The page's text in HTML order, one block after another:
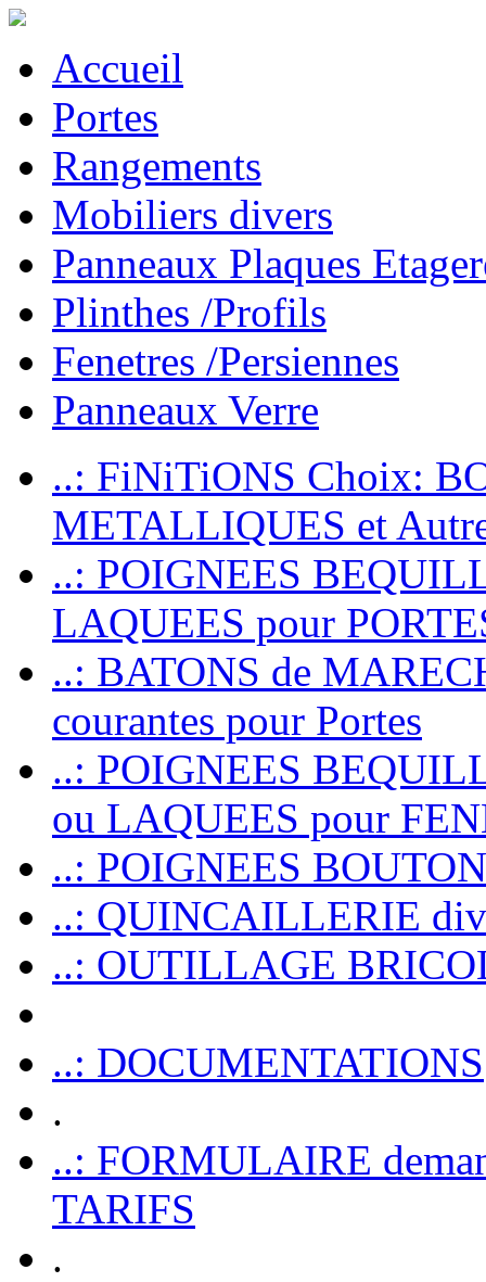
Accueil
Portes
Rangements
Mobiliers divers
Panneaux Plaques
Plinthes /Profils
Fenetres /Persiennes
Panneaux Verre
..: FiNiTiONS Choix:
METALLIQUES et
..: POIGNEES
LAQUEES pour
..: BATONS de
courantes pour Portes
..: POIGNEES
ou LAQUEES pour
..: POIGNEES
..: QUINCAILLERIE
..: OUTILLAGE
..: DOCUMENTATIONS
.
..: FORMULAIRE
TARIFS
.